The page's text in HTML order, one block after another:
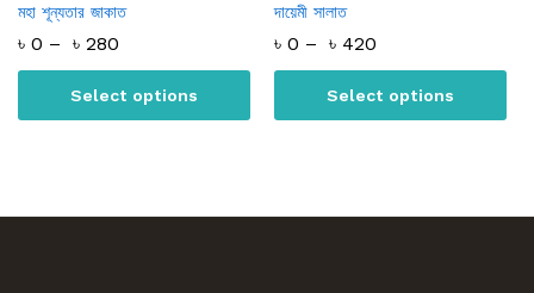
মহা শূন্যতার জাকাত
৳ 0 – ৳ 280
Select options
দায়েমী সালাত
৳ 0 – ৳ 420
Select options